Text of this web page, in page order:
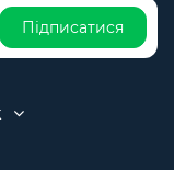
Підписатися